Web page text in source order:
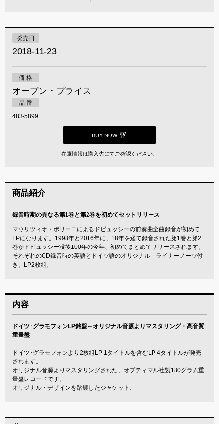
発売日
2018-11-23
価 格
オープン・プライス
品 番
483-5899
BUY NOW
在庫情報は購入先にてご確認ください。
商品紹介
録音時期の異なる第1巻と第2巻を初めてセットリリース
マウリツィオ・ポリーニによるドビュッシーの前奏曲全曲録音が初めて
LPになります。1998年と2016年に、18年を経て録音された第1巻と第2
巻がドビュッシー没後100年の今年、初めてまとめてリリースされます。
それぞれのCD録音時の英語とドイツ語のオリジナル・ライナーノーツ付
き。LP2枚組。
内容
ドイツ･グラモフォンLP銘盤～オリジナル音源よりマスタリング・高音質
重量盤
ドイツ･グラモフォンより2枚組LP 1タイトルを含むLP 4タイトルが発売
されます。
オリジナル音源よりマスタリングされた、オプティマル社製180グラム重
量盤レコードです。
オリジナル・デザインを踏襲したジャケット。